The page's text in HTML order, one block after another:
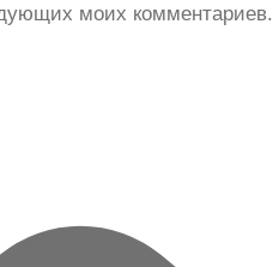
моих комментариев.